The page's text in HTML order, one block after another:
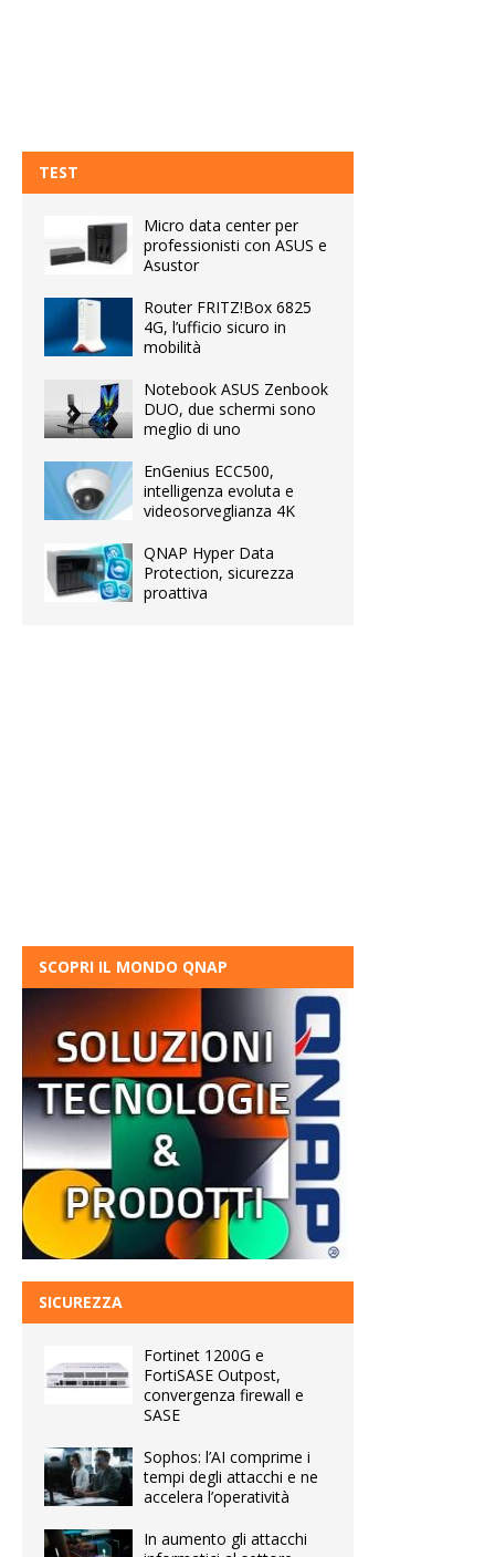
TEST
Micro data center per
professionisti con ASUS e
Asustor
Router FRITZ!Box 6825
4G, l’ufficio sicuro in
mobilità
Notebook ASUS Zenbook
DUO, due schermi sono
meglio di uno
EnGenius ECC500,
intelligenza evoluta e
videosorveglianza 4K
QNAP Hyper Data
Protection, sicurezza
proattiva
SCOPRI IL MONDO QNAP
SICUREZZA
Fortinet 1200G e
FortiSASE Outpost,
convergenza firewall e
SASE
Sophos: l’AI comprime i
tempi degli attacchi e ne
accelera l’operatività
In aumento gli attacchi